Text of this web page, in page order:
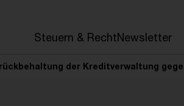
Steuern & RechtNewsletter
der Kreditverwaltung